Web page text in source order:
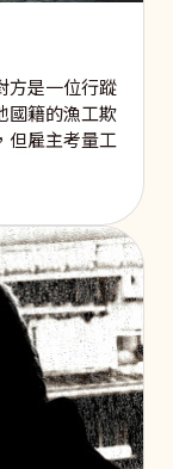
方是一位行蹤
國籍的漁工欺
但雇主考量工